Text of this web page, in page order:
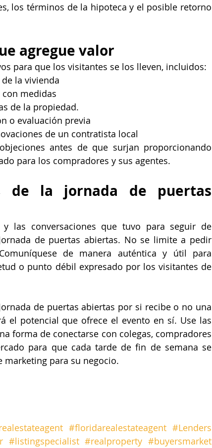
los términos de la hipoteca y el posible retorno
agregue valor
para que los visitantes se los lleven, incluidos:
la vivienda
medidas
de la propiedad.
o evaluación previa
de un contratista local
antes de que surjan proporcionando
para los compradores y sus agentes.
de la jornada de puertas
las conversaciones que tuvo para seguir de
de puertas abiertas. No se limite a pedir
de manera auténtica y útil para
o punto débil expresado por los visitantes de
de puertas abiertas por si recibe o no una
el potencial que ofrece el evento en sí. Use las
forma de conectarse con colegas, compradores
para que cada tarde de fin de semana se
para su negocio.
#floridarealestateagent #Lenders
#listingspecialist #realproperty #buyersmarket